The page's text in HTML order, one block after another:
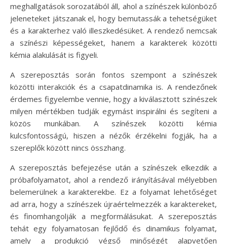
meghallgatások sorozatából áll, ahol a színészek különböző
jeleneteket játszanak el, hogy bemutassák a tehetségüket
és a karakterhez való illeszkedésüket. A rendező nemcsak
a színészi képességeket, hanem a karakterek közötti
kémia alakulását is figyeli.
A szereposztás során fontos szempont a színészek
közötti interakciók és a csapatdinamika is. A rendezőnek
érdemes figyelembe vennie, hogy a kiválasztott színészek
milyen mértékben tudják egymást inspirálni és segíteni a
közös munkában. A színészek közötti kémia
kulcsfontosságú, hiszen a nézők érzékelni fogják, ha a
szereplők között nincs összhang.
A szereposztás befejezése után a színészek elkezdik a
próbafolyamatot, ahol a rendező irányításával mélyebben
belemerülnek a karakterekbe. Ez a folyamat lehetőséget
ad arra, hogy a színészek újraértelmezzék a karaktereket,
és finomhangolják a megformálásukat. A szereposztás
tehát egy folyamatosan fejlődő és dinamikus folyamat,
amely a produkció végső minőségét alapvetően